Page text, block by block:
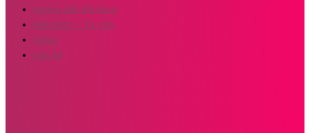
Hướng dẫn đặt hàng
Kiến thức – Tư Vấn
Video
Liên hệ